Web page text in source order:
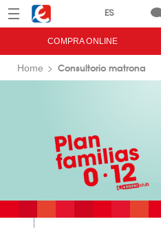
Menú Eroski
COMPRA ONLINE
Home Consultorio matrona